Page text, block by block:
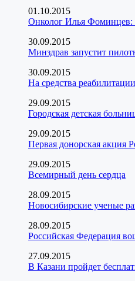
01.10.2015
Онколог Илья Фоминцев:
30.09.2015
Минздрав запустит
30.09.2015
На средства
29.09.2015
Городская детская
29.09.2015
Первая донорская акция
29.09.2015
Всемирный день сердца
28.09.2015
Новосибирские ученые
28.09.2015
Российская Федерация
27.09.2015
В Казани пройдет